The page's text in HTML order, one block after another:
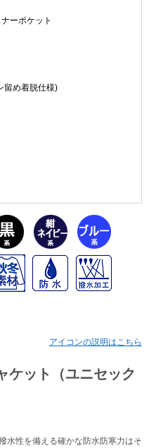
ーポケット
留め着脱仕様)
アイコンの説明はこちら
ケット（ユニセック
水性を備える確かな防水防寒力はそ